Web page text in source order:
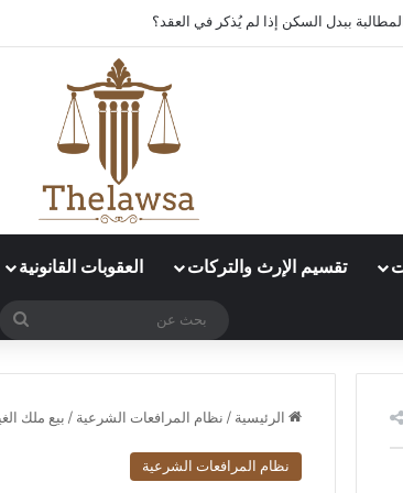
ببدل السكن إذا لم يُذكر في العقد؟
تقسيم الإرث والتركات العقوبات القانونية
الرئيسية / نظام المرافعات الشرعية / بيع ملك
نظام المرافعات الشرعية